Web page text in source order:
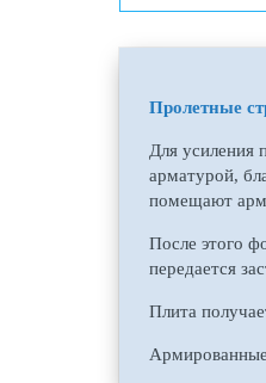
Пролетные
Для усиления
арматурой,
помещают
После этого
передается
Плита